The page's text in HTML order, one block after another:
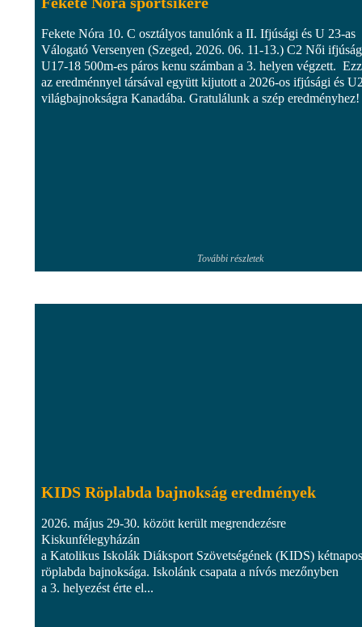
Fekete Nóra 10. C osztályos tanulónk a II. Ifjúsági és U 23-as
Válogató Versenyen (Szeged, 2026. 06. 11-13.) C2 Női
U17-18 500m-es páros kenu számban a 3. helyen végzett.
az eredménnyel társával együtt kijutott a 2026-os ifjúsági és
világbajnokságra Kanadába. Gratulálunk a szép eredményhez!
További részletek
KIDS Röplabda bajnokság eredmények
2026. május 29-30. között került megrendezésre
Kiskunfélegyházán
a Katolikus Iskolák Diáksport Szövetségének (KIDS) kétnapos
röplabda bajnoksága. Iskolánk csapata a nívós mezőnyben
a 3. helyezést érte el...